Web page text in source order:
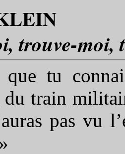
trouve-moi,
tu
du train
pas vu